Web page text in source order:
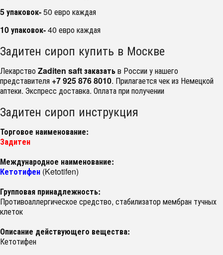
5 упаковок-50 евро каждая
10 упаковок-40 евро каждая
Задитен сироп купить в Москве
ЛекарствоZaditen saft заказатьв России у нашего
представителя +7 925 876 8010. Прилагается чек из Немецкой
аптеки. Экспресс доставка. Оплата при получении
Задитен сироп инструкция
Торговое наименование:
Задитен
Международное наименование:
Кетотифен (Ketotifen)
Групповая принадлежность:
Противоаллергическое средство, стабилизатор мембран тучных
клеток
Описание действующего вещества:
Кетотифен